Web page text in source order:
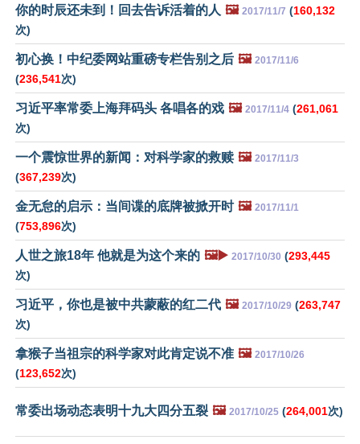
你的时辰还未到！回去告诉活着的人 🖼️ 2017/11/7 (160,132
次)
初心换！中纪委网站重磅专栏告别之后 🖼️ 2017/11/6
(236,541次)
习近平率常委上海拜码头 各唱各的戏 🖼️ 2017/11/4 (261,061
次)
一个震惊世界的新闻：对科学家的救赎 🖼️ 2017/11/3
(367,239次)
金无怠的启示：当间谍的底牌被掀开时 🖼️ 2017/11/1
(753,896次)
人世之旅18年 他就是为这个来的 🖼️▶️ 2017/10/30 (293,445
次)
习近平，你也是被中共蒙蔽的红二代 🖼️ 2017/10/29 (263,747
次)
拿猴子当祖宗的科学家对此肯定说不准 🖼️ 2017/10/26
(123,652次)
常委出场动态表明十九大四分五裂 🖼️ 2017/10/25 (264,001次)